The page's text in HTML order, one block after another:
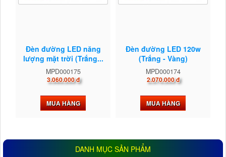
Đèn đường LED năng
lượng mặt trời (Trắng...
MPD000175
3.060.000 đ
MUA HÀNG
Đèn đường LED 120w
(Trắng - Vàng)
MPD000174
2.070.000 đ
MUA HÀNG
DANH MỤC SẢN PHẨM